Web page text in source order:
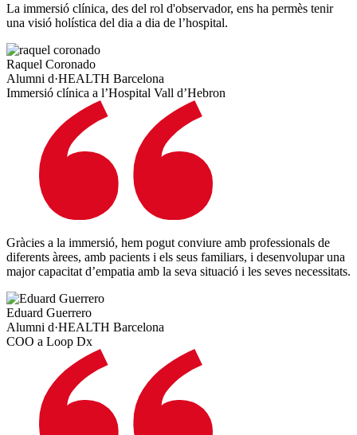
La immersió clínica, des del rol d'observador, ens ha permès tenir
una visió holística del dia a dia de l’hospital.
Raquel Coronado
Alumni d·HEALTH Barcelona
Immersió clínica a l’Hospital Vall d’Hebron
Gràcies a la immersió, hem pogut conviure amb professionals de
diferents àrees, amb pacients i els seus familiars, i desenvolupar una
major capacitat d’empatia amb la seva situació i les seves necessitats.
Eduard Guerrero
Alumni d·HEALTH Barcelona
COO a Loop Dx